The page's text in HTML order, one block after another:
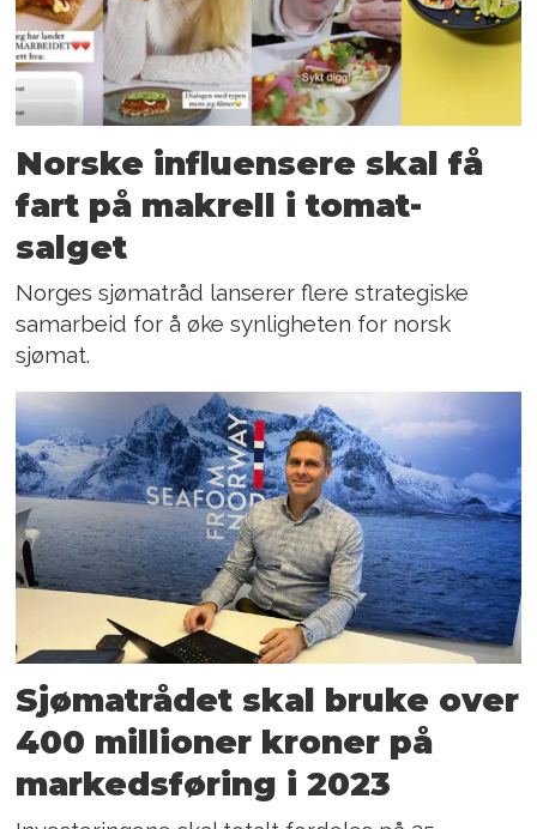
Norske influensere skal få
fart på makrell i tomat-
salget
Norges sjømatråd lanserer flere strategiske
samarbeid for å øke synligheten for norsk
sjømat.
Sjømatrådet skal bruke over
400 millioner kroner på
markedsføring i 2023